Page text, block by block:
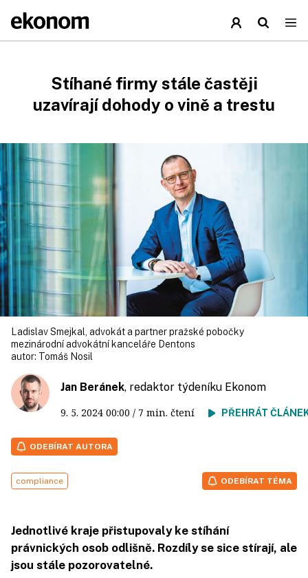
Stíhané firmy stále častěji
uzavírají dohody o vině a trestu
Ladislav Smejkal, advokát a partner pražské pobočky
mezinárodní advokátní kanceláře Dentons
autor: Tomáš Nosil
Jan Beránek, redaktor týdeníku Ekonom
9. 5. 2024 00:00 / 7 min. čtení PŘEHRÁT
ODEBÍRAT AUTORA
compliance ODEBÍRAT TÉMA
Jednotlivé kraje přistupovaly ke stíhání
právnických osob odlišně. Rozdíly se sice stírají, ale
jsou stále pozorovatelné.